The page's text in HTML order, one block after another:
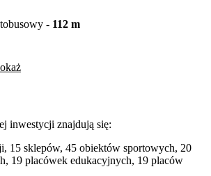
- 112m
inwestycji znajdują się:
15 sklepów, 45 obiektów sportowych, 20
19 placówek edukacyjnych, 19 placów